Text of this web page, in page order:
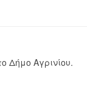
Δήμο Αγρινίου.